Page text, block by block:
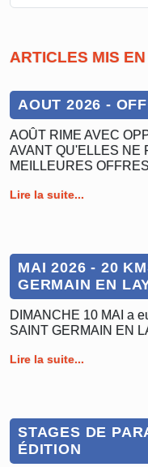
ARTICLES MIS
AOUT 2026 -
AOÛT RIME AVEC
AVANT QU'ELLES NE
MEILLEURES
Lire la suite...
MAI 2026 - 20
GERMAIN EN
DIMANCHE 10 MAI a
SAINT GERMAIN EN
Lire la suite...
STAGES DE
ÉDITION